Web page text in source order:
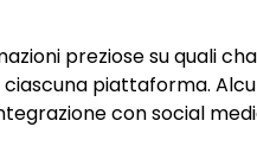
preziose su quali
piattaforma.
con social